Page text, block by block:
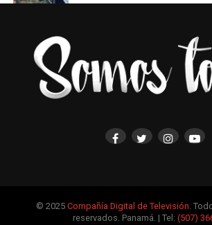
© 2025Compañía Digital de Televisión.
reservados. Panamá. | Tel:(507)